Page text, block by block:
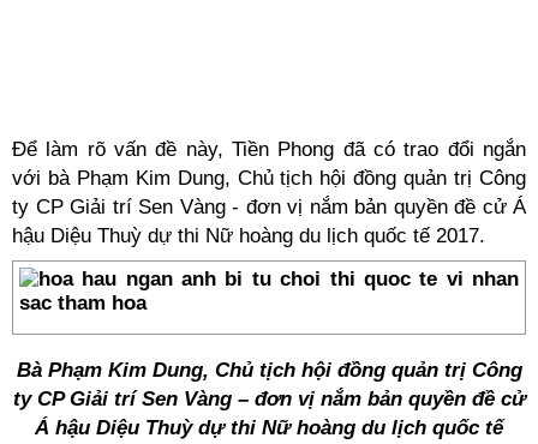
Để làm rõ vấn đề này, Tiền Phong đã có trao đổi ngắn
với bà Phạm Kim Dung, Chủ tịch hội đồng quản trị Công
ty CP Giải trí Sen Vàng - đơn vị nắm bản quyền đề cử Á
hậu Diệu Thuỳ dự thi Nữ hoàng du lịch quốc tế 2017.
Bà Phạm Kim Dung, Chủ tịch hội đồng quản trị Công
ty CP Giải trí Sen Vàng – đơn vị nắm bản quyền đề cử
Á hậu Diệu Thuỳ dự thi Nữ hoàng du lịch quốc tế